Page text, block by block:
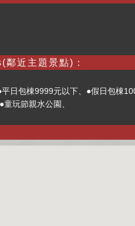
近主題景點)：
日包棟9999元以下、●假日包棟
玩節親水公園、